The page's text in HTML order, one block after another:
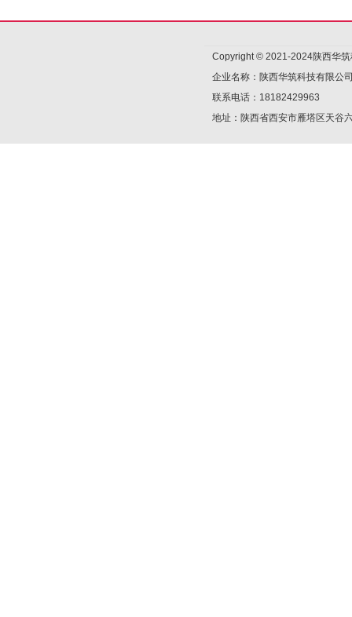
Copyright © 2021-2024陕西华
企业名称：陕西华筑科技有限公
联系电话：18182429963
地址：陕西省西安市雁塔区天谷